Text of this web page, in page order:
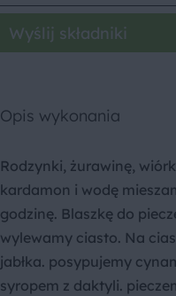
Wyślij składniki
Opis wykonania
Rodzynki, żurawinę,
kardamon i wodę
godzinę. Blaszkę do
wylewamy ciasto. Na
jabłka. posypujemy
syropem z daktyli.